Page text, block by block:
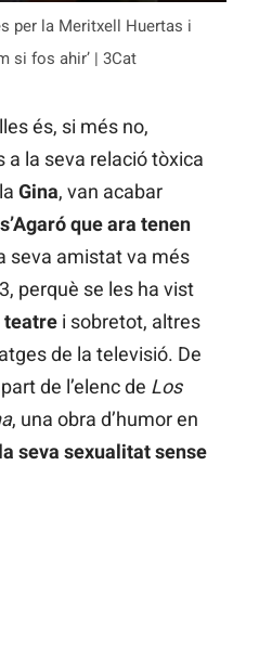
per la Meritxell Huertas i
si fos ahir’ | 3Cat
és, si més no,
a la seva relació tòxica
Gina, van acabar
que ara tenen
seva amistat va més
perquè se les ha vist
teatre i sobretot, altres
de la televisió. De
de l’elenc de Los
, una obra d’humor en
seva sexualitat sense